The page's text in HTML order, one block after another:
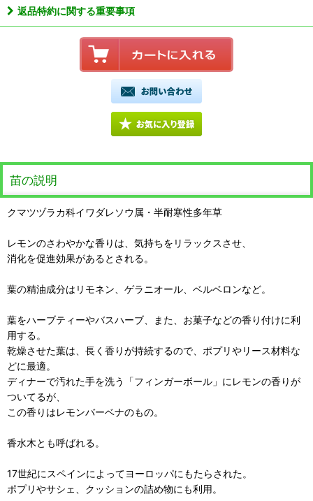
返品特約に関する重要事項
苗の説明
クマツヅラカ科イワダレソウ属・半耐寒性多年草
レモンのさわやかな香りは、気持ちをリラックスさせ、
消化を促進効果があるとされる。
葉の精油成分はリモネン、ゲラニオール、ベルベロンなど。
葉をハーブティーやバスハーブ、また、お菓子などの香り付けに利
用する。
乾燥させた葉は、長く香りが持続するので、ポプリやリース材料な
どに最適。
ディナーで汚れた手を洗う「フィンガーボール」にレモンの香りが
ついてるが、
この香りはレモンバーベナのもの。
香水木とも呼ばれる。
17世紀にスペインによってヨーロッパにもたらされた。
ポプリやサシェ、クッションの詰め物にも利用。